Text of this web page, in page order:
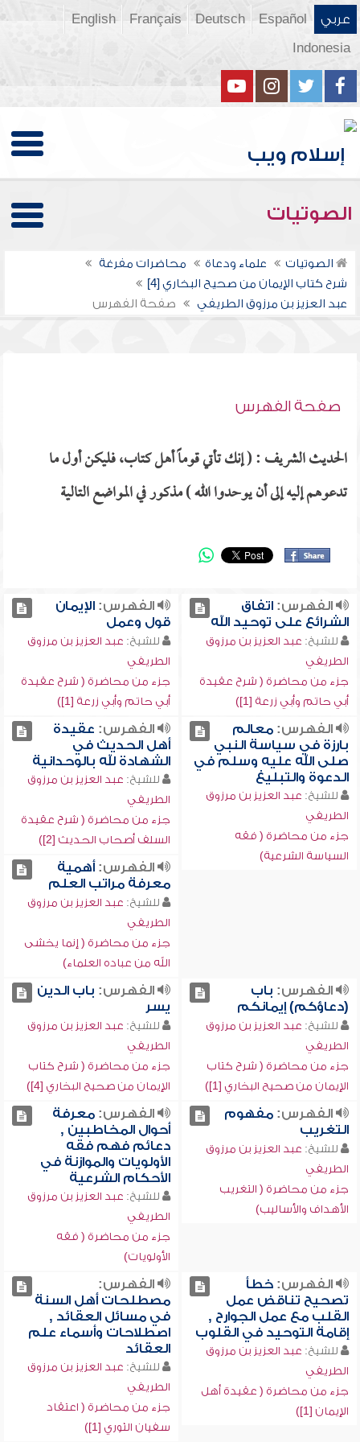
عربي Español
Deutsch
Français
English
Indonesia
الصوتيات
الصوتيات علماء ودعاة
محاضرات مفرغة
شرح كتاب الإيمان من صحيح البخاري [4]
عبد العزيز بن مرزوق الطريفي
صفحة الفهرس
صفحة الفهرس
الحديث الشريف : ( إنك تأتي قوماً أهل كتاب، فليكن أول ما
تدعوهم إليه إلى أن يوحدوا الله ) مذكور في المواضع التالية
الفهرس:اتفاق
الشرائع على توحيد الله
للشيخ: عبد العزيز بن مرزوق
الطريفي
جزء من محاضرة ( شرح عقيدة
أبي حاتم وأبي زرعة [1])
الفهرس:الإيمان
قول وعمل
للشيخ: عبد العزيز بن مرزوق
الطريفي
جزء من محاضرة ( شرح عقيدة
أبي حاتم وأبي زرعة [1])
الفهرس:معالم
بارزة في سياسة النبي
صلى الله عليه وسلم في
الدعوة والتبليغ
للشيخ: عبد العزيز بن مرزوق
الطريفي
جزء من محاضرة ( فقه
السياسة الشرعية)
الفهرس: عقيدة
أهل الحديث في
الشهادة لله بالوحدانية
للشيخ: عبد العزيز بن مرزوق
الطريفي
جزء من محاضرة ( شرح عقيدة
السلف أصحاب الحديث [2])
الفهرس:أهمية
معرفة مراتب العلم
للشيخ: عبد العزيز بن مرزوق
الطريفي
جزء من محاضرة ( إنما يخشى
الله من عباده العلماء)
الفهرس: باب
(دعاؤكم) إيمانكم
للشيخ: عبد العزيز بن مرزوق
الطريفي
جزء من محاضرة ( شرح كتاب
الإيمان من صحيح البخاري [1])
الفهرس: باب الدين
يسر
للشيخ: عبد العزيز بن مرزوق
الطريفي
جزء من محاضرة ( شرح كتاب
الإيمان من صحيح البخاري [4])
الفهرس:مفهوم
التغريب
للشيخ: عبد العزيز بن مرزوق
الطريفي
جزء من محاضرة ( التغريب
الأهداف والأساليب)
الفهرس:معرفة
أحوال المخاطبين ,
دعائم فهم فقه
الأولويات والموازنة في
الأحكام الشرعية
للشيخ: عبد العزيز بن مرزوق
الطريفي
جزء من محاضرة ( فقه
الأولويات)
الفهرس:خطأ
تصحيح تناقض عمل
القلب مع عمل الجوارح ,
إقامة التوحيد في القلوب
للشيخ: عبد العزيز بن مرزوق
الطريفي
جزء من محاضرة ( عقيدة أهل
الإيمان [1])
الفهرس:
مصطلحات أهل السنة
في مسائل العقائد ,
اصطلاحات وأسماء علم
العقائد
للشيخ: عبد العزيز بن مرزوق
الطريفي
جزء من محاضرة ( اعتقاد
سفيان الثوري [1])